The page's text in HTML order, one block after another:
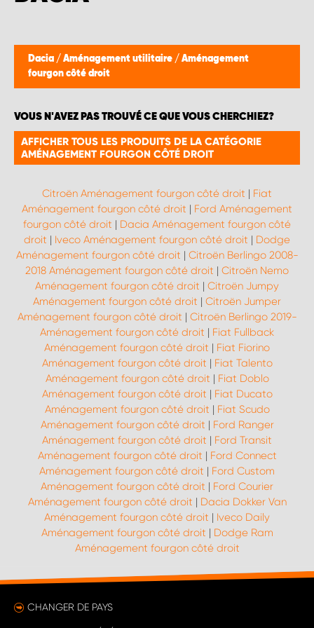
Dacia / Aménagement utilitaire / Aménagement
fourgon côté droit
VOUS N'AVEZ PAS TROUVÉ CE QUE VOUS CHERCHIEZ?
AFFICHER TOUS LES PRODUITS DE LA CATÉGORIE
AMÉNAGEMENT FOURGON CÔTÉ DROIT
Citroën Aménagement fourgon côté droit | Fiat
Aménagement fourgon côté droit | Ford Aménagement
fourgon côté droit | Dacia Aménagement fourgon côté
droit | Iveco Aménagement fourgon côté droit | Dodge
Aménagement fourgon côté droit | Citroën Berlingo 2008-
2018 Aménagement fourgon côté droit | Citroën Nemo
Aménagement fourgon côté droit | Citroën Jumpy
Aménagement fourgon côté droit | Citroën Jumper
Aménagement fourgon côté droit | Citroën Berlingo 2019-
Aménagement fourgon côté droit | Fiat Fullback
Aménagement fourgon côté droit | Fiat Fiorino
Aménagement fourgon côté droit | Fiat Talento
Aménagement fourgon côté droit | Fiat Doblo
Aménagement fourgon côté droit | Fiat Ducato
Aménagement fourgon côté droit | Fiat Scudo
Aménagement fourgon côté droit | Ford Ranger
Aménagement fourgon côté droit | Ford Transit
Aménagement fourgon côté droit | Ford Connect
Aménagement fourgon côté droit | Ford Custom
Aménagement fourgon côté droit | Ford Courier
Aménagement fourgon côté droit | Dacia Dokker Van
Aménagement fourgon côté droit | Iveco Daily
Aménagement fourgon côté droit | Dodge Ram
Aménagement fourgon côté droit
CHANGER DE PAYS
WORK SYSTEM BRUXELLES
WORK SYSTEM LIMBURG-KEMPEN
WORK SYSTEM WEST BY PRO-VAN